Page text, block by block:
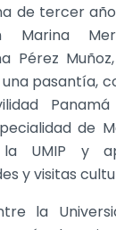
de tercer
Marina
Pérez
pasantía,
de
UMIP y
y visitas
la